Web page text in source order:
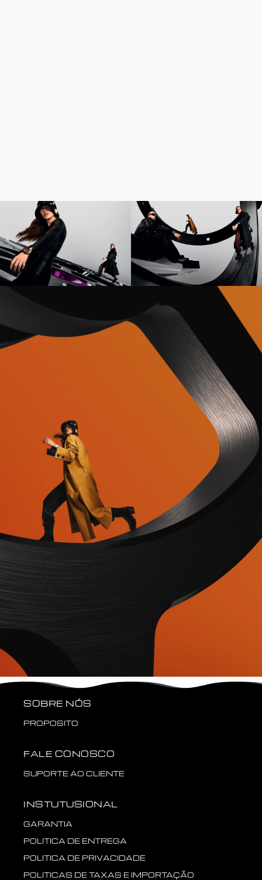
SOBRE NÓS
PROPOSITO
FALE CONOSCO
SUPORTE AO CLIENTE
INSTUTUSIONAL
GARANTIA
POLITICA DE ENTREGA
POLITICA DE PRIVACIDADE
POLITICAS DE TAXAS E IMPORTAÇÃO